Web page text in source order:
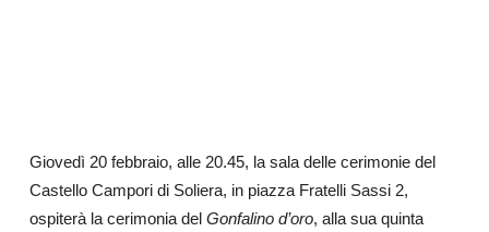
Giovedì 20 febbraio, alle 20.45, la sala delle cerimonie del
Castello Campori di Soliera, in piazza Fratelli Sassi 2,
ospiterà la cerimonia del Gonfalino d’oro, alla sua quinta